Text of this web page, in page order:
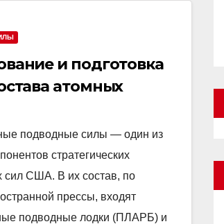
и подготовка
атомных
сил США
подводные силы — один из
стратегических
сил США. В их состав, по
прессы, входят
подводные лодки (ПЛАРБ) и